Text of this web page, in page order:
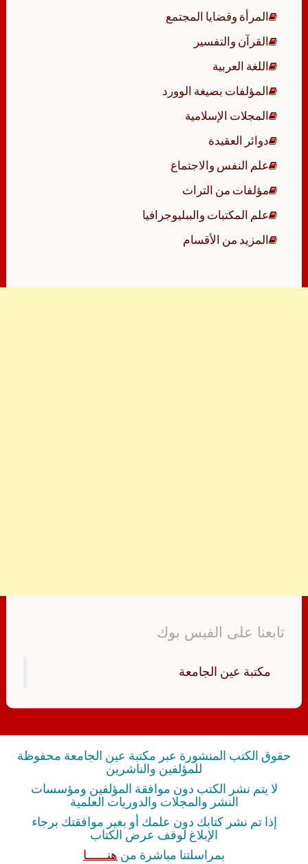
المرأة وقضايا المجتمع
القرآن والتفسير
اللغة العربية
المؤلفات بصيغة الوورد
المجلات الإسلامية
دوائر العقيدة
علم النفس والاجتماع
مؤلفات من التراث
علم المكتبات والببليوجرافيا
المزيد من الأقسام
تابعنا على الفيس بوك
‏مكتبة عين الجامعة‏
حقوق الكتب المنشورة عبر مكتبة عين الجامعة محفوظة
للمؤلفين والناشرين
لا يتم نشر الكتب دون موافقة المؤلفين ومؤسسات
النشر والمجلات والدوريات العلمية
إذا تم نشر كتابك دون علمك أو بغير موافقتك برجاء
الإبلاغ لوقف عرض الكتاب
بمراسلتنا مباشرة من هنــــــا